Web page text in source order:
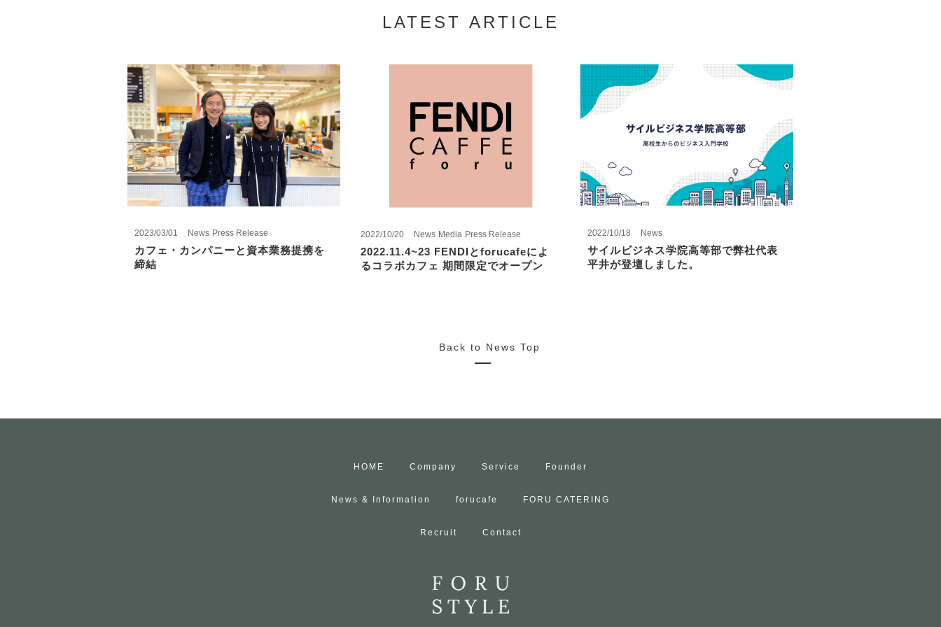
LATEST ARTICLE
2023/03/01 News Press Release
カフェ・カンパニーと資本業務提携を
締結
2022/10/20 News Media Press Release
2022.11.4~23 FENDIとforucafeによ
るコラボカフェ 期間限定でオープン
2022/10/18 News
サイルビジネス学院高等部で弊社代表
平井が登壇しました。
Back to News Top
HOME Company Service Founder
News & Information forucafe FORU CATERING
Recruit Contact